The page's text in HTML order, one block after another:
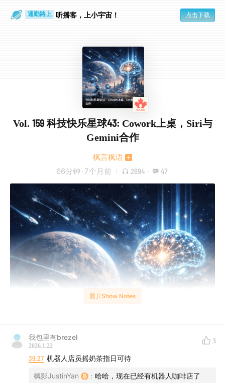
通勤路上 听播客，上小宇宙！ 点击下载
Vol. 159 科技快乐星球43: Cowork上桌，Siri与
Gemini合作
枫言枫语
66分钟 · 7个月前 2694 · 47
展开Show Notes
我包里有brezel
2026.1.22
3
39:27 机器人店员摇奶茶指日可待
枫影JustinYan : 哈哈，现在已经有机器人咖啡店了